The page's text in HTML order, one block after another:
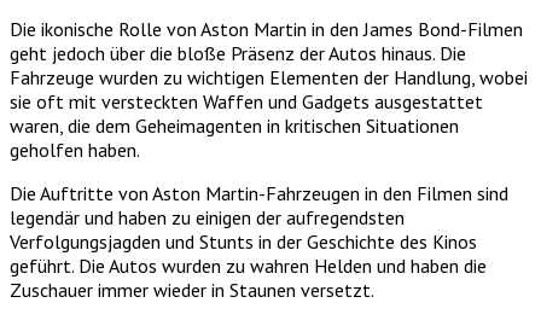
Die ikonische Rolle von Aston Martin in den James Bond-Filmen
geht jedoch über die bloße Präsenz der Autos hinaus. Die
Fahrzeuge wurden zu wichtigen Elementen der Handlung, wobei
sie oft mit versteckten Waffen und Gadgets ausgestattet
waren, die dem Geheimagenten in kritischen Situationen
geholfen haben.
Die Auftritte von Aston Martin-Fahrzeugen in den Filmen sind
legendär und haben zu einigen der aufregendsten
Verfolgungsjagden und Stunts in der Geschichte des Kinos
geführt. Die Autos wurden zu wahren Helden und haben die
Zuschauer immer wieder in Staunen versetzt.